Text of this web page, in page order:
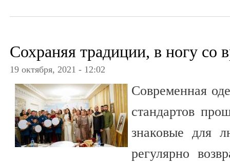
Сохраняя традиции, в ногу со
19 октября, 2021 - 12:02
Современная
стандартов
знаковые для
регулярно